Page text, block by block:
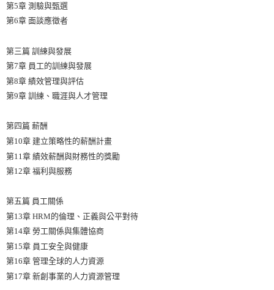
第5章 測驗與甄選
第6章 面談應徵者
第三篇 訓練與發展
第7章 員工的訓練與發展
第8章 績效管理與評估
第9章 訓練、職涯與人才管理
第四篇 薪酬
第10章 建立策略性的薪酬計畫
第11章 績效薪酬與財務性的獎勵
第12章 福利與服務
第五篇 員工關係
第13章 HRM的倫理、正義與公平對待
第14章 勞工關係與集體協商
第15章 員工安全與健康
第16章 管理全球的人力資源
第17章 新創事業的人力資源管理